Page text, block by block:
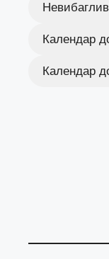
Календар
Календар